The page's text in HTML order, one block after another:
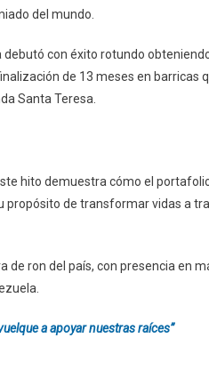
del mundo.
debutó con éxito rotundo
de 13 meses en barricas
Santa Teresa.
hito demuestra cómo el
de transformar vidas a
de ron del país, con presencia en
a apoyar nuestras raíces”